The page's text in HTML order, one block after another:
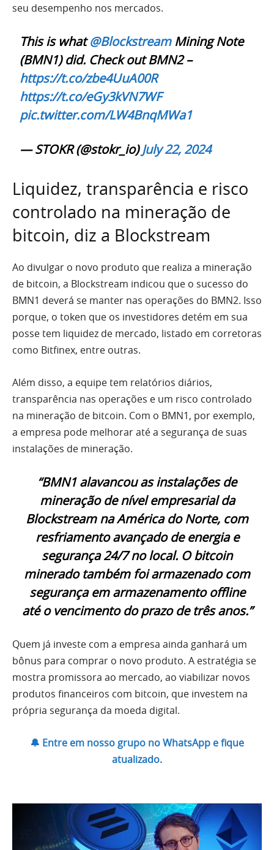
seu desempenho nos mercados.
This is what@BlockstreamMining Note
(BMN1) did. Check out BMN2 –
https://t.co/zbe4UuA00R
https://t.co/eGy3kVN7WF
pic.twitter.com/LW4BnqMWa1
— STOKR (@stokr_io)July 22, 2024
Liquidez, transparência e risco
controlado na mineração de
bitcoin, diz a Blockstream
Ao divulgar o novo produto que realiza a mineração
de bitcoin, a Blockstream indicou que o sucesso do
BMN1 deverá se manter nas operações do BMN2. Isso
porque, o token que os investidores detém em sua
posse tem liquidez de mercado, listado em corretoras
como Bitfinex, entre outras.
Além disso, a equipe tem relatórios diários,
transparência nas operações e um risco controlado
na mineração de bitcoin. Com o BMN1, por exemplo,
a empresa pode melhorar até a segurança de suas
instalações de mineração.
“BMN1 alavancou as instalações de
mineração de nível empresarial da
Blockstream na América do Norte, com
resfriamento avançado de energia e
segurança 24/7 no local. O bitcoin
minerado também foi armazenado com
segurança em armazenamento offline
até o vencimento do prazo de três anos.”
Quem já investe com a empresa ainda ganhará um
bônus para comprar o novo produto. A estratégia se
mostra promissora ao mercado, ao viabilizar novos
produtos financeiros com bitcoin, que investem na
própria segurança da moeda digital.
🔔 Entre em nosso grupo no WhatsApp e fique
atualizado.